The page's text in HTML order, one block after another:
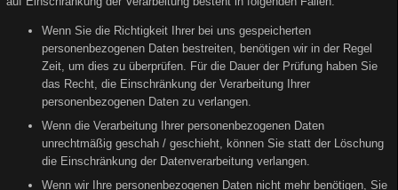
Wenn Sie die Richtigkeit Ihrer bei uns gespeicherten
personenbezogenen Daten bestreiten, benötigen wir in der Regel
Zeit, um dies zu überprüfen. Für die Dauer der Prüfung haben Sie
das Recht, die Einschränkung der Verarbeitung Ihrer
personenbezogenen Daten zu verlangen.
Wenn die Verarbeitung Ihrer personenbezogenen Daten
unrechtmäßig geschah / geschieht, können Sie statt der Löschung
die Einschränkung der Datenverarbeitung verlangen.
Wenn wir Ihre personenbezogenen Daten nicht mehr benötigen, Sie